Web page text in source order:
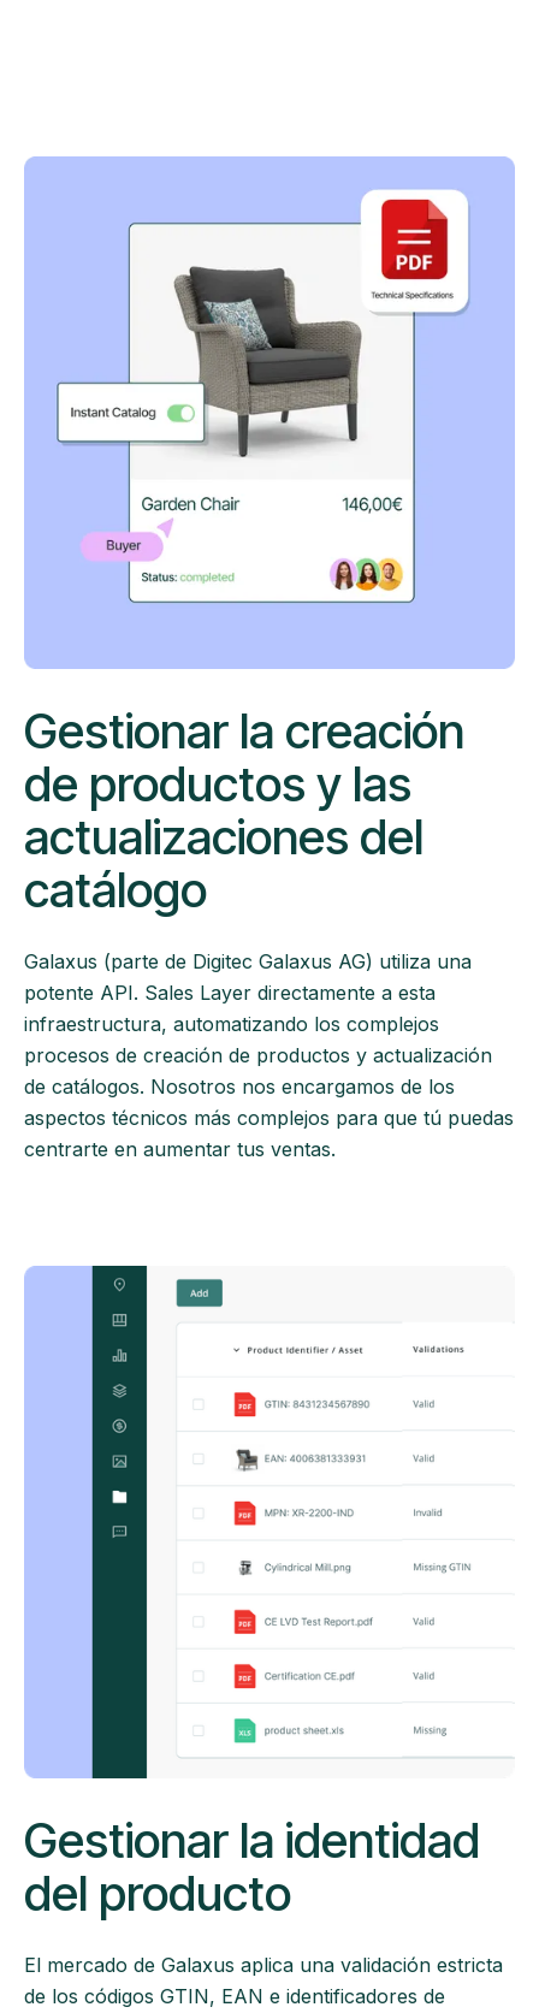
Gestionar la creación
de productos y las
actualizaciones del
catálogo
Galaxus (parte de Digitec Galaxus AG) utiliza una
potente API. Sales Layer directamente a esta
infraestructura, automatizando los complejos
procesos de creación de productos y actualización
de catálogos. Nosotros nos encargamos de los
aspectos técnicos más complejos para que tú puedas
centrarte en aumentar tus ventas.
Gestionar la identidad
del producto
El mercado de Galaxus aplica una validación estricta
de los códigos GTIN, EAN e identificadores de